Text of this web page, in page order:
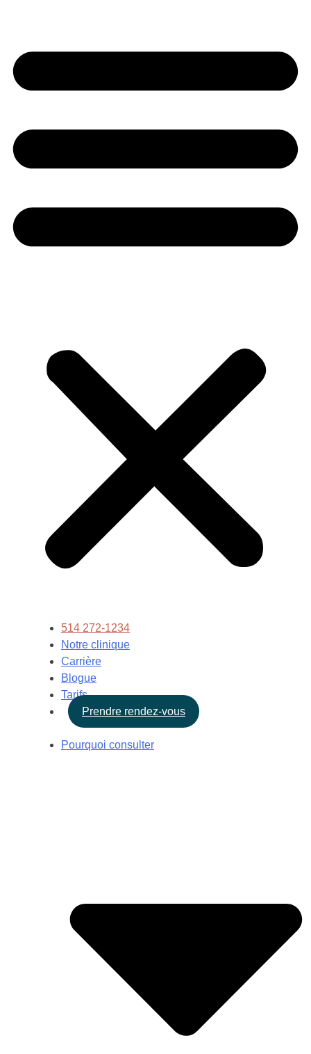
514 272-1234
Notre clinique
Carrière
Blogue
Tarifs
Prendre rendez-vous
Pourquoi consulter